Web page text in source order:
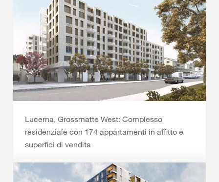
Lucerna, Grossmatte West: Complesso
residenziale con 174 appartamenti in affitto e
superfici di vendita